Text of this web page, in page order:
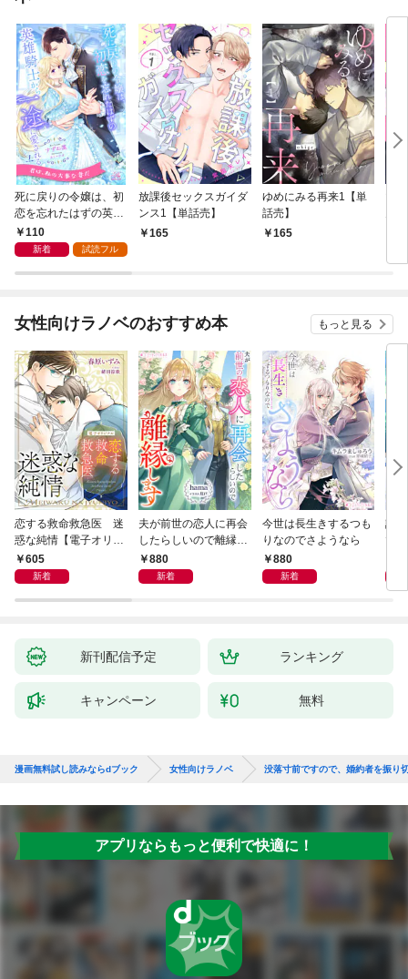
死に戻りの令嬢は、初
恋を忘れたはずの英雄
騎士から一途に愛され
る【１】
110
新着 試読フル
放課後セックスガイダ
ンス1【単話売】
165
ゆめにみる再来1【単
話売】
165
女性向けラノベのおすすめ本 もっと見る
恋する救命救急医 迷
惑な純情【電子オリジ
ナル】
605
新着
夫が前世の恋人に再会
したらしいので離縁し
ます880
新着
今世は長生きするつも
りなのでさようなら
880
新着
話
で
新刊配信予定 ランキング
キャンペーン 無料
漫画無料試し読みならdブック 女性向けラノベ 没落寸前ですので、婚約者を振り
アプリならもっと便利で快適に！